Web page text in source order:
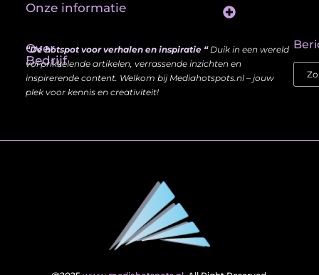
Over
Bedrijf
“Dé hotspot voor verhalen en inspiratie “Duik in een wereld
vol prikkelende artikelen, verrassende inzichten en
inspirerende content. Welkom bij Mediahotspots.nl – jouw
plek voor kennis en creativiteit!
Onze informatie